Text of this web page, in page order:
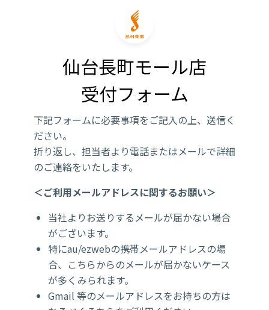
仙台長町モール店
受付フォーム
下記フォームに必要事項をご記入の上、送信く
ださい。
折り返し、担当者より電話またはメールで詳細
のご連絡をいたします。
＜ご利用メールアドレスに関するお願い＞
当社よりお送りするメールが届かない場合
がございます。
特にau/ezwebの携帯メールアドレスの場
合、こちらからのメールが届かないケース
が多くみられます。
Gmail 等のメールアドレスをお持ちの方は